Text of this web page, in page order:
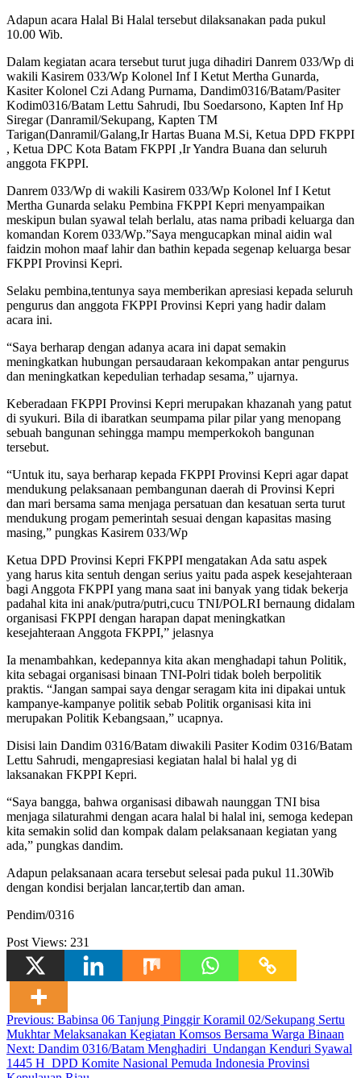
Adapun acara Halal Bi Halal tersebut dilaksanakan pada pukul
10.00 Wib.
Dalam kegiatan acara tersebut turut juga dihadiri Danrem 033/Wp di
wakili Kasirem 033/Wp Kolonel Inf I Ketut Mertha Gunarda,
Kasiter Kolonel Czi Adang Purnama, Dandim0316/Batam/Pasiter
Kodim0316/Batam Lettu Sahrudi, Ibu Soedarsono, Kapten Inf Hp
Siregar (Danramil/Sekupang, Kapten TM
Tarigan(Danramil/Galang,Ir Hartas Buana M.Si, Ketua DPD FKPPI
, Ketua DPC Kota Batam FKPPI ,Ir Yandra Buana dan seluruh
anggota FKPPI.
Danrem 033/Wp di wakili Kasirem 033/Wp Kolonel Inf I Ketut
Mertha Gunarda selaku Pembina FKPPI Kepri menyampaikan
meskipun bulan syawal telah berlalu, atas nama pribadi keluarga dan
komandan Korem 033/Wp.”Saya mengucapkan minal aidin wal
faidzin mohon maaf lahir dan bathin kepada segenap keluarga besar
FKPPI Provinsi Kepri.
Selaku pembina,tentunya saya memberikan apresiasi kepada seluruh
pengurus dan anggota FKPPI Provinsi Kepri yang hadir dalam
acara ini.
“Saya berharap dengan adanya acara ini dapat semakin
meningkatkan hubungan persaudaraan kekompakan antar pengurus
dan meningkatkan kepedulian terhadap sesama,” ujarnya.
Keberadaan FKPPI Provinsi Kepri merupakan khazanah yang patut
di syukuri. Bila di ibaratkan seumpama pilar pilar yang menopang
sebuah bangunan sehingga mampu memperkokoh bangunan
tersebut.
“Untuk itu, saya berharap kepada FKPPI Provinsi Kepri agar dapat
mendukung pelaksanaan pembangunan daerah di Provinsi Kepri
dan mari bersama sama menjaga persatuan dan kesatuan serta turut
mendukung progam pemerintah sesuai dengan kapasitas masing
masing,” pungkas Kasirem 033/Wp
Ketua DPD Provinsi Kepri FKPPI mengatakan Ada satu aspek
yang harus kita sentuh dengan serius yaitu pada aspek kesejahteraan
bagi Anggota FKPPI yang mana saat ini banyak yang tidak bekerja
padahal kita ini anak/putra/putri,cucu TNI/POLRI bernaung didalam
organisasi FKPPI dengan harapan dapat meningkatkan
kesejahteraan Anggota FKPPI,” jelasnya
Ia menambahkan, kedepannya kita akan menghadapi tahun Politik,
kita sebagai organisasi binaan TNI-Polri tidak boleh berpolitik
praktis. “Jangan sampai saya dengar seragam kita ini dipakai untuk
kampanye-kampanye politik sebab Politik organisasi kita ini
merupakan Politik Kebangsaan,” ucapnya.
Disisi lain Dandim 0316/Batam diwakili Pasiter Kodim 0316/Batam
Lettu Sahrudi, mengapresiasi kegiatan halal bi halal yg di
laksanakan FKPPI Kepri.
“Saya bangga, bahwa organisasi dibawah naunggan TNI bisa
menjaga silaturahmi dengan acara halal bi halal ini, semoga kedepan
kita semakin solid dan kompak dalam pelaksanaan kegiatan yang
ada,” pungkas dandim.
Adapun pelaksanaan acara tersebut selesai pada pukul 11.30Wib
dengan kondisi berjalan lancar,tertib dan aman.
Pendim/0316
Post Views: 231
Navigasi
pos
Previous: Babinsa 06 Tanjung Pinggir Koramil 02/Sekupang Sertu
Mukhtar Melaksanakan Kegiatan Komsos Bersama Warga Binaan
Next: Dandim 0316/Batam Menghadiri Undangan Kenduri Syawal
1445 H DPD Komite Nasional Pemuda Indonesia Provinsi